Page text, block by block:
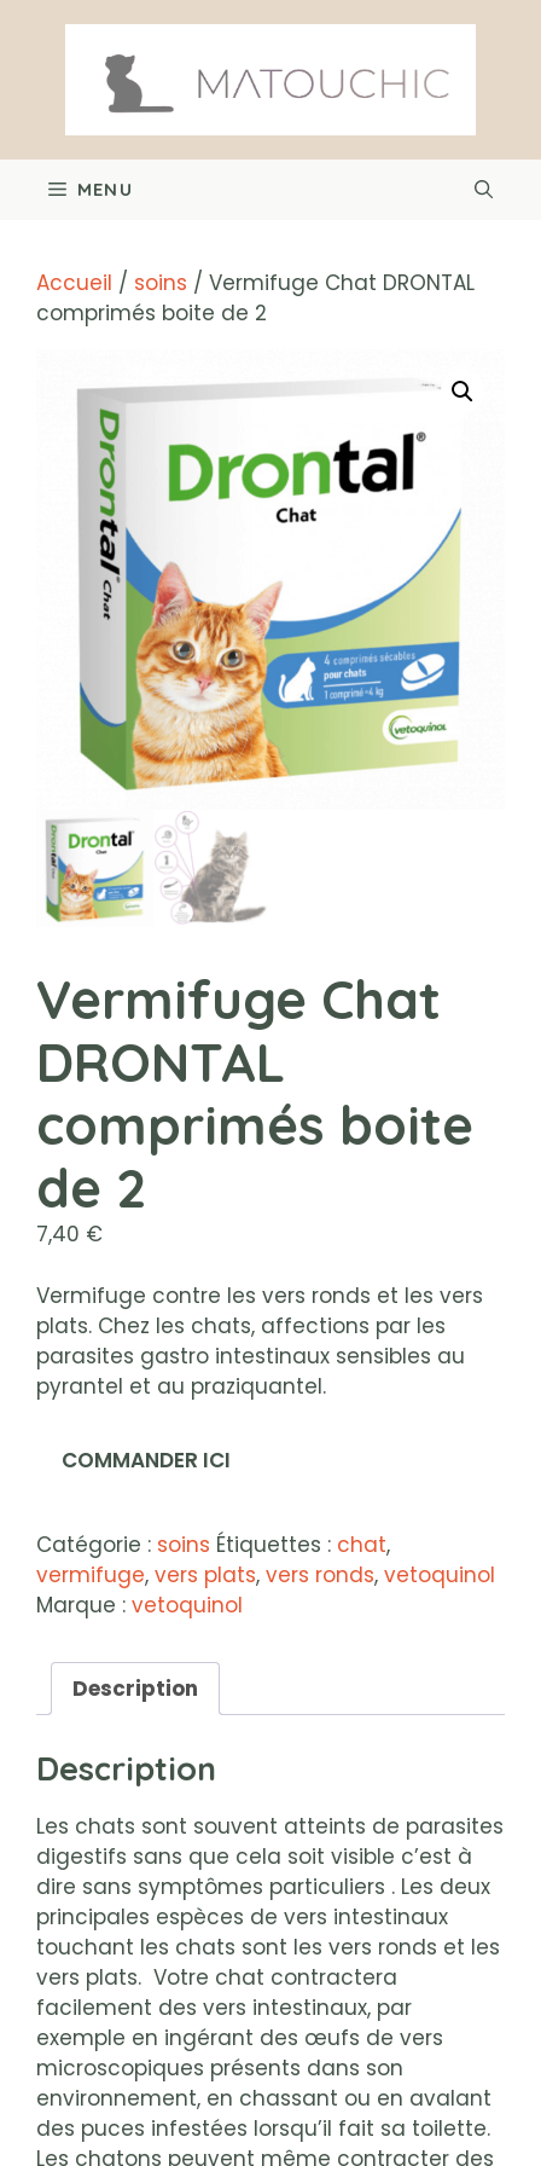
MENU
Accueil / soins / Vermifuge Chat DRONTAL
comprimés boite de 2
Vermifuge Chat
DRONTAL
comprimés boite
de 2
7,40 €
Vermifuge contre les vers ronds et les vers
plats. Chez les chats, affections par les
parasites gastro intestinaux sensibles au
pyrantel et au praziquantel.
COMMANDER ICI
Catégorie : soins Étiquettes : chat,
vermifuge, vers plats, vers ronds, vetoquinol
Marque : vetoquinol
Description
Description
Les chats sont souvent atteints de parasites
digestifs sans que cela soit visible c’est à
dire sans symptômes particuliers . Les deux
principales espèces de vers intestinaux
touchant les chats sont les vers ronds et les
vers plats. Votre chat contractera
facilement des vers intestinaux, par
exemple en ingérant des œufs de vers
microscopiques présents dans son
environnement, en chassant ou en avalant
des puces infestées lorsqu’il fait sa toilette.
Les chatons peuvent même contracter des